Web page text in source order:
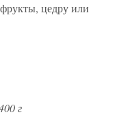
цедру или
г